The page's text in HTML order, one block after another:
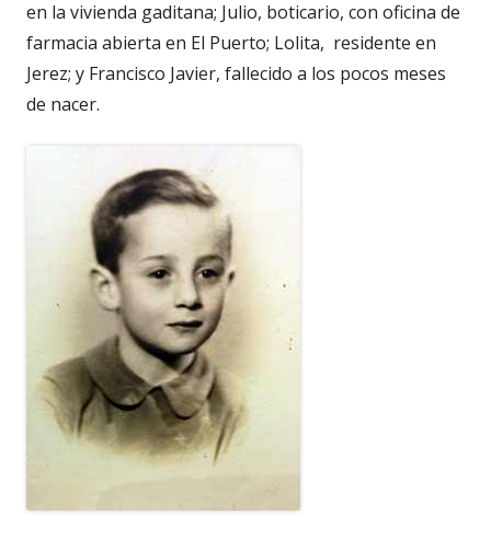
en la vivienda gaditana; Julio, boticario, con oficina de
farmacia abierta en El Puerto; Lolita, residente en
Jerez; y Francisco Javier, fallecido a los pocos meses
de nacer.